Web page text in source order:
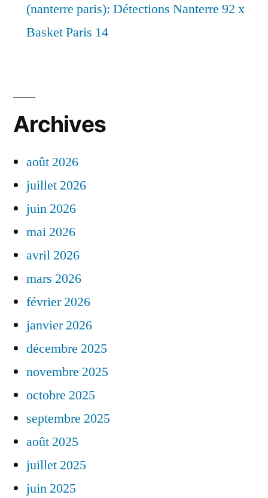
(nanterre paris): Détections Nanterre 92 x
Basket Paris 14
Archives
août 2026
juillet 2026
juin 2026
mai 2026
avril 2026
mars 2026
février 2026
janvier 2026
décembre 2025
novembre 2025
octobre 2025
septembre 2025
août 2025
juillet 2025
juin 2025